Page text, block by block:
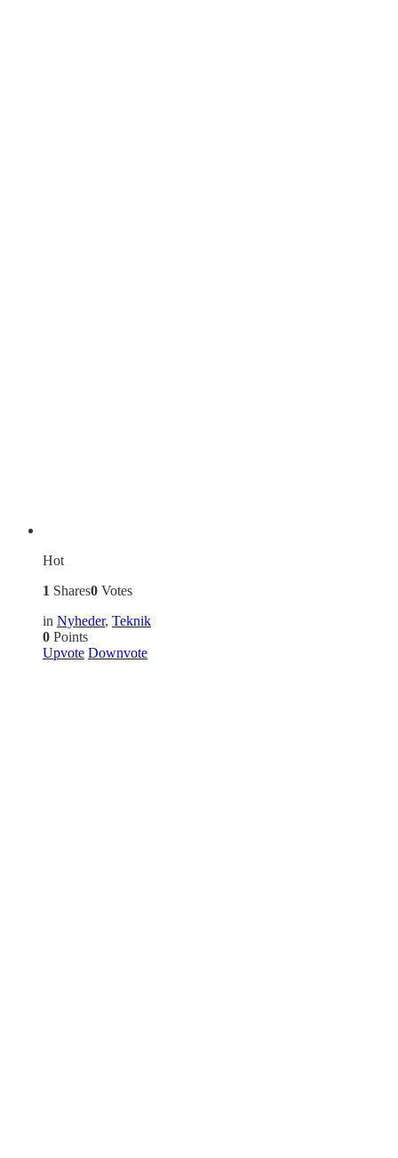
Hot
1 Shares0 Votes
in Nyheder, Teknik
0 Points
Upvote Downvote